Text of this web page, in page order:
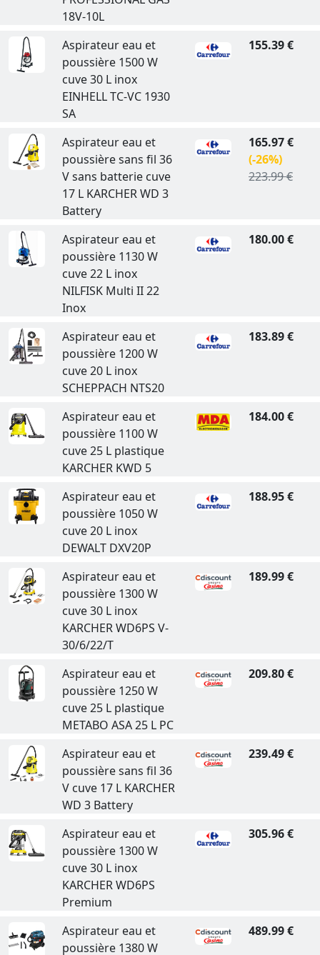
18V-10L
Aspirateur eau et
poussière 1500 W
cuve 30 L inox
EINHELL TC-VC 1930
SA
155.39 €
Aspirateur eau et
poussière sans fil 36
V sans batterie cuve
17 L KARCHER WD 3
Battery
165.97 €
(-26%)
223.99 €
Aspirateur eau et
poussière 1130 W
cuve 22 L inox
NILFISK Multi II 22
Inox
180.00 €
Aspirateur eau et
poussière 1200 W
cuve 20 L inox
SCHEPPACH NTS20
183.89 €
Aspirateur eau et
poussière 1100 W
cuve 25 L plastique
KARCHER KWD 5
184.00 €
Aspirateur eau et
poussière 1050 W
cuve 20 L inox
DEWALT DXV20P
188.95 €
Aspirateur eau et
poussière 1300 W
cuve 30 L inox
KARCHER WD6PS V-
30/6/22/T
189.99 €
Aspirateur eau et
poussière 1250 W
cuve 25 L plastique
METABO ASA 25 L PC
209.80 €
Aspirateur eau et
poussière sans fil 36
V cuve 17 L KARCHER
WD 3 Battery
239.49 €
Aspirateur eau et
poussière 1300 W
cuve 30 L inox
KARCHER WD6PS
Premium
305.96 €
Aspirateur eau et
poussière 1380 W
489.99 €